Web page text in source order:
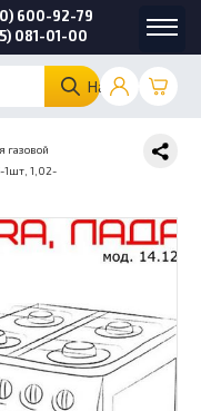
Найти
600-92-79
081-01-00
газовой
1шт, 1,02-